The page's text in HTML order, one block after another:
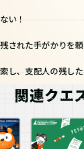
ない！
残された手がかりを
索し、支配人の残し
関連クエ